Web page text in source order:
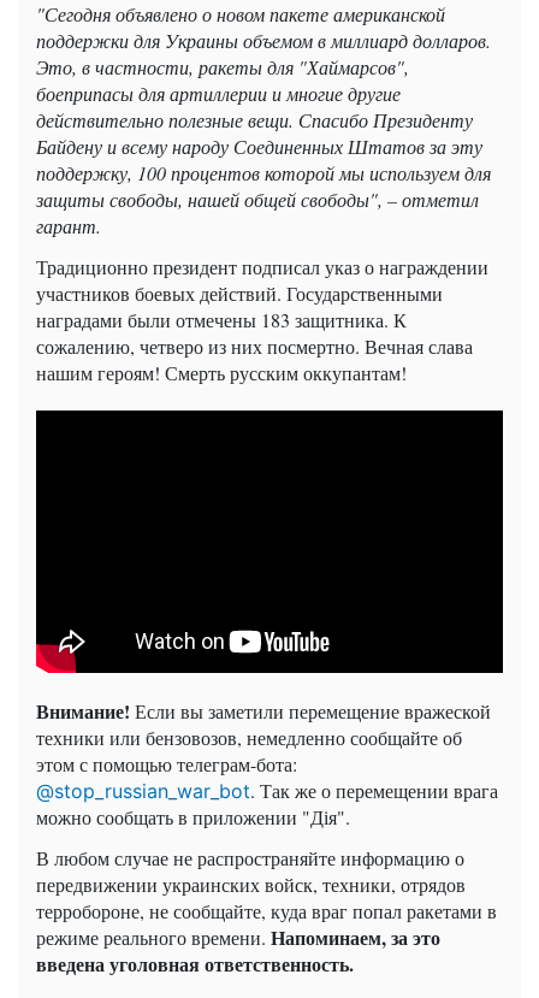
"Сегодня объявлено о новом пакете американской
поддержки для Украины объемом в миллиард долларов.
Это, в частности, ракеты для "Хаймарсов",
боеприпасы для артиллерии и многие другие
действительно полезные вещи. Спасибо Президенту
Байдену и всему народу Соединенных Штатов за эту
поддержку, 100 процентов которой мы используем для
защиты свободы, нашей общей свободы", – отметил
гарант.
Традиционно президент подписал указ о награждении
участников боевых действий. Государственными
наградами были отмечены 183 защитника. К
сожалению, четверо из них посмертно. Вечная слава
нашим героям! Смерть русским оккупантам!
Внимание! Если вы заметили перемещение вражеской
техники или бензовозов, немедленно сообщайте об
этом с помощью телеграм-бота:
@stop_russian_war_bot. Так же о перемещении врага
можно сообщать в приложении "Дія".
В любом случае не распространяйте информацию о
передвижении украинских войск, техники, отрядов
терробороне, не сообщайте, куда враг попал ракетами в
режиме реального времени. Напоминаем, за это
введена уголовная ответственность.